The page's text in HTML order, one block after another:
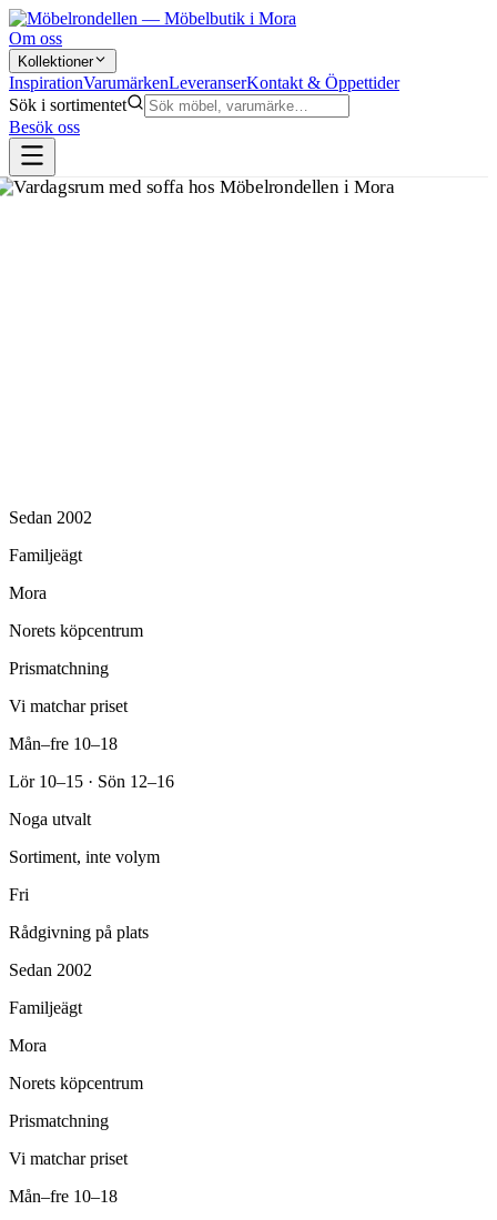
Om oss
Kollektioner
InspirationVarumärkenLeveranserKontakt & Öppettider
Sök i sortimentet
Besök oss
Sedan 2002
Familjeägt
Mora
Norets köpcentrum
Prismatchning
Vi matchar priset
Mån–fre 10–18
Lör 10–15 · Sön 12–16
Noga utvalt
Sortiment, inte volym
Fri
Rådgivning på plats
Sedan 2002
Familjeägt
Mora
Norets köpcentrum
Prismatchning
Vi matchar priset
Mån–fre 10–18